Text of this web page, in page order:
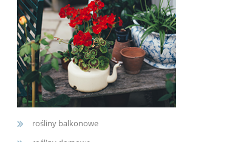
rośliny balkonowe